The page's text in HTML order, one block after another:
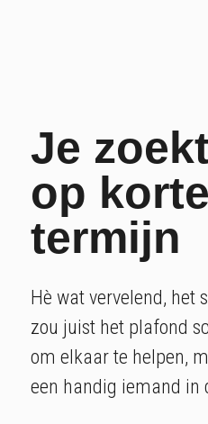
Je
op korte
termijn
Hè wat vervelend, het
zou juist het plafond
om elkaar te helpen,
een handig iemand in